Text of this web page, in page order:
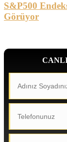
S&P500
Görüyor